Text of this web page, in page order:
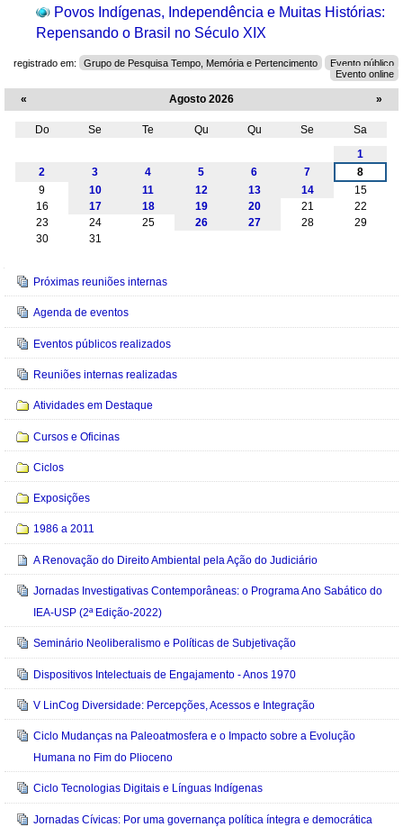
Povos Indígenas, Independência e Muitas Histórias:
Repensando o Brasil no Século XIX
registrado em: Grupo de Pesquisa Tempo, Memória e Pertencimento
Evento público
Evento online
« Agosto 2026 »
Do Se Te Qu Qu Se
Sa
1
2
3 4 5 6 7
8
9
10 11 12 13 14
15
16
17 18 19 20 21
22
23
24 25 26 27 28
29
30
31
Navegação
Próximas reuniões internas
Agenda de eventos
Eventos públicos realizados
Reuniões internas realizadas
Atividades em Destaque
Cursos e Oficinas
Ciclos
Exposições
1986 a 2011
A Renovação do Direito Ambiental pela Ação do Judiciário
Jornadas Investigativas Contemporâneas: o Programa Ano Sabático do
IEA-USP (2ª Edição-2022)
Seminário Neoliberalismo e Políticas de Subjetivação
Dispositivos Intelectuais de Engajamento - Anos 1970
V LinCog Diversidade: Percepções, Acessos e Integração
Ciclo Mudanças na Paleoatmosfera e o Impacto sobre a Evolução
Humana no Fim do Plioceno
Ciclo Tecnologias Digitais e Línguas Indígenas
Jornadas Cívicas: Por uma governança política íntegra e democrática